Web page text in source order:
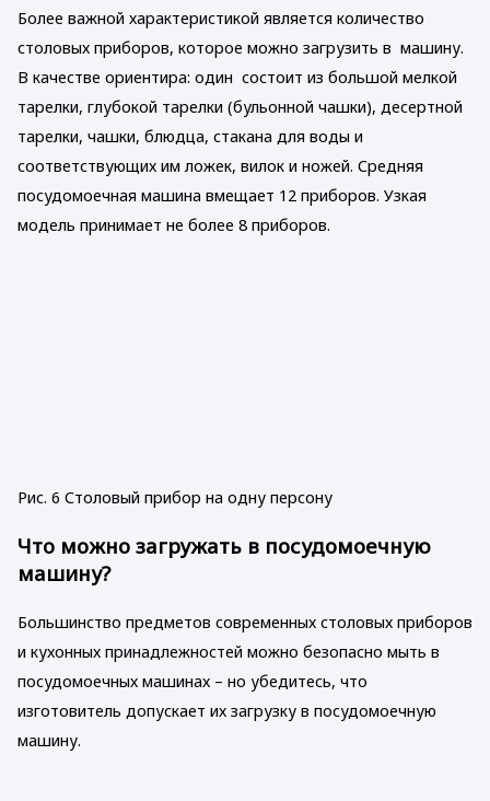
Более важной характеристикой является количество
столовых приборов, которое можно загрузить в машину.
В качестве ориентира: один состоит из большой мелкой
тарелки, глубокой тарелки (бульонной чашки), десертной
тарелки, чашки, блюдца, стакана для воды и
соответствующих им ложек, вилок и ножей. Средняя
посудомоечная машина вмещает 12 приборов. Узкая
модель принимает не более 8 приборов.
Рис. 6 Столовый прибор на одну персону
Что можно загружать в посудомоечную
машину?
Большинство предметов современных столовых приборов
и кухонных принадлежностей можно безопасно мыть в
посудомоечных машинах – но убедитесь, что
изготовитель допускает их загрузку в посудомоечную
машину.